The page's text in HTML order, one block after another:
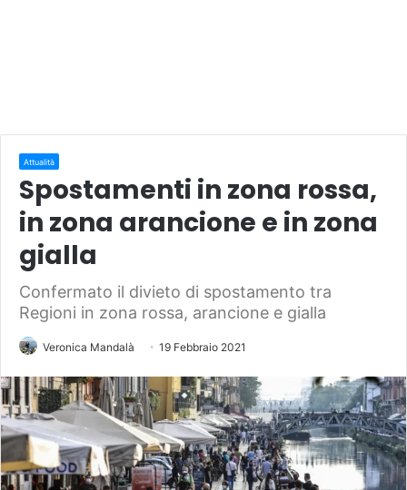
Attualità
Spostamenti in zona rossa,
in zona arancione e in zona
gialla
Confermato il divieto di spostamento tra
Regioni in zona rossa, arancione e gialla
Veronica Mandalà 19 Febbraio 2021